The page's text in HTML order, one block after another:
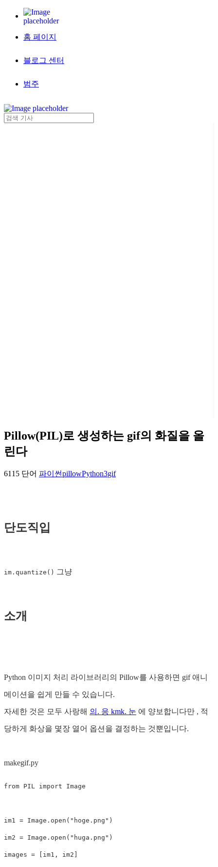
홈 페이지
블로그 센터
범주
Pillow(PIL)로 생성하는 gif의 화질을 올
린다
6115 단어 파이썬pillowPython3gif
단도직입
im.quantize() 그냥
소개
Python 이미지 처리 라이브러리의 Pillow를 사용하면 gif 애니
메이션을 쉽게 만들 수 있습니다.
자세한 것은 모두 사랑해 의. 응 kmk. 눈 에 양보합니다만 , 적
당하게 화상을 몇장 열어 옵션을 결정하는 것뿐입니다.
makegif.py
from PIL import Image
im1 = Image . open ( "hoge.png" )
im2 = Image . open ( "huga.png" )
images = im1 , im2